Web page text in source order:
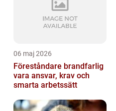
06 maj 2026
Föreståndare brandfarlig
vara ansvar, krav och
smarta arbetssätt